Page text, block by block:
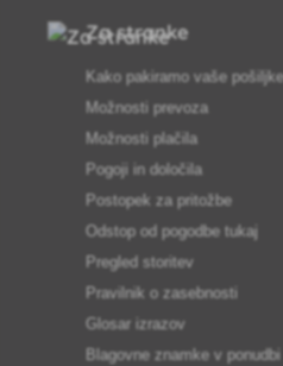
Za stranke
Kako pakiramo vaše pošiljke
Možnosti prevoza
Možnosti plačila
Pogoji in določila
Postopek za pritožbe
Odstop od pogodbe tukaj
Pregled storitev
Pravilnik o zasebnosti
Glosar izrazov
Blagovne znamke v ponudbi